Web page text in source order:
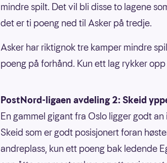
mindre spilt. Det vil bli disse to lagene
det er ti poeng ned til Asker på tredje.
Asker har riktignok tre kamper mindre
poeng på forhånd. Kun ett lag rykker
PostNord-ligaen avdeling 2: Skeid
En gammel gigant fra Oslo ligger godt
Skeid som er godt posisjonert foran
andreplass, kun ett poeng bak ledende